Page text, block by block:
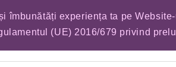
îmbunătăți experiența ta pe
(UE) 2016/679 privind
LISTA DE COMENZI PENTRU SFANTA